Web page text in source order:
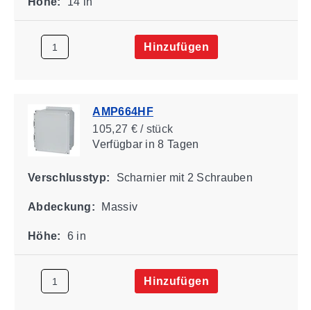
Hinzufügen
AMP664HF
105,27 € / stück
Verfügbarin 8 Tagen
Verschlusstyp: Scharnier mit 2 Schrauben
Abdeckung: Massiv
Höhe: 6 in
Hinzufügen